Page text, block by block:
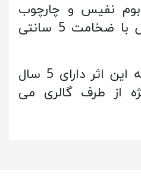
بوم نفیس و چارچوب
تابلوها از چوب روس با ضخامت 5 سانتی
لازم به ذکر است که این اثر دارای 5 سال
از طرف گالری می